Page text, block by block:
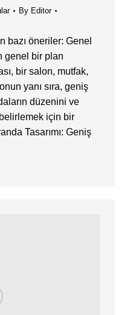
By Editor
bazı öneriler: Genel
genel bir plan
bir salon, mutfak,
yanı sıra, geniş
düzenini ve
için bir
Tasarımı: Geniş